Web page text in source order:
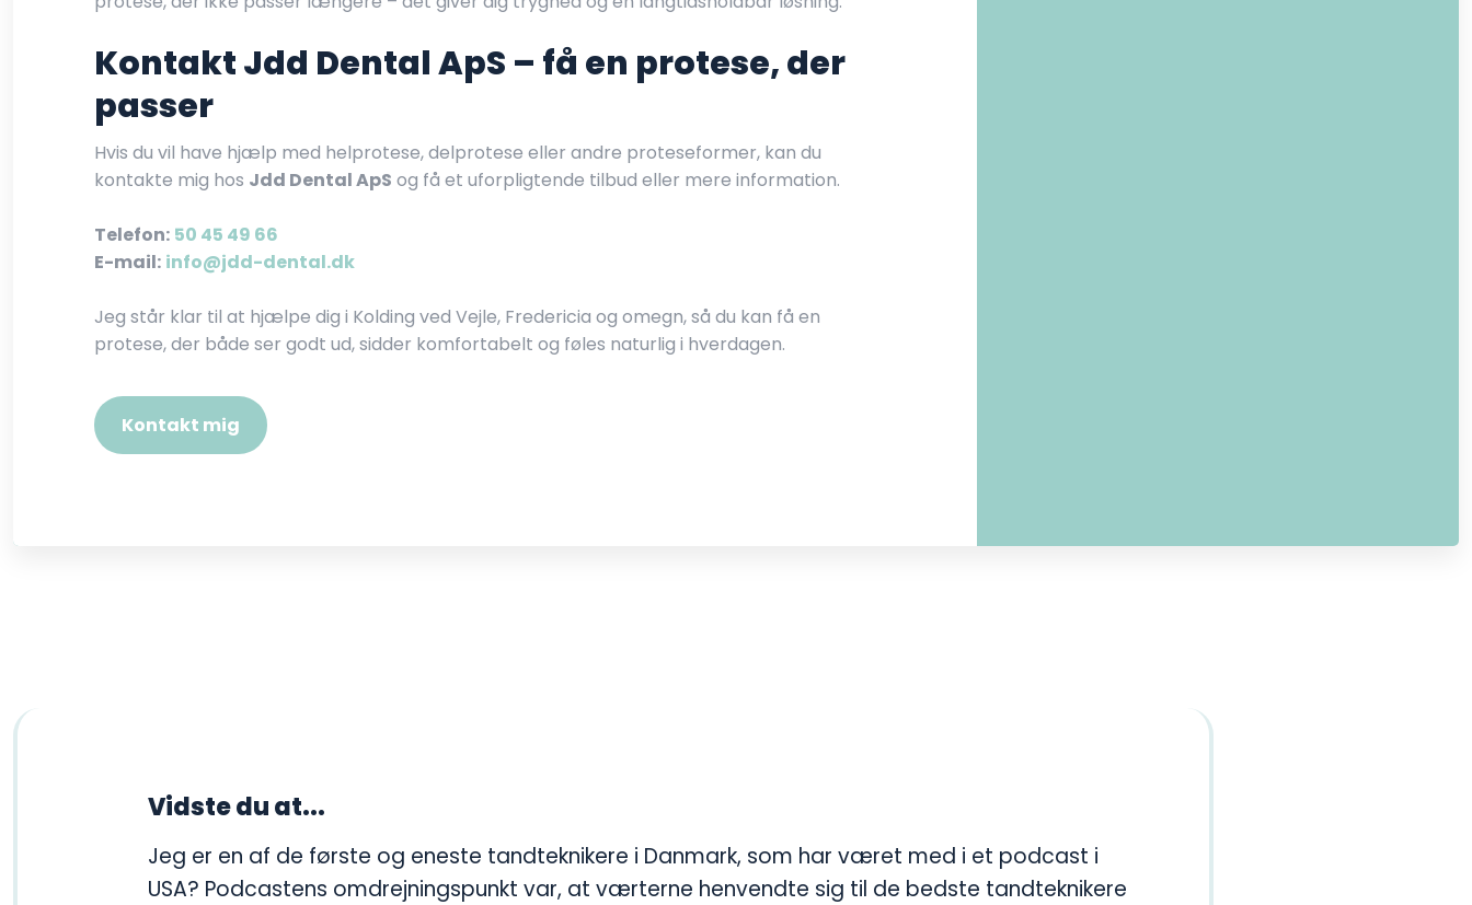
Kontakt Jdd Dental ApS – få en protese, der
passer
Hvis du vil have hjælp med helprotese, delprotese eller andre proteseformer, kan du
kontakte mig hos Jdd Dental ApS og få et uforpligtende tilbud eller mere information.
Telefon: 50 45 49 66
E-mail: info@jdd-dental.dk
Jeg står klar til at hjælpe dig i Kolding ved Vejle, Fredericia og omegn, så du kan få en
protese, der både ser godt ud, sidder komfortabelt og føles naturlig i hverdagen.
Kontakt mig
Vidste du at​...
​Jeg er en af de første og eneste tandteknikere i Danmark, som har været med i et podcast i
USA? Podcastens omdrejningspunkt var, at værterne henvendte sig til de bedste tandteknikere